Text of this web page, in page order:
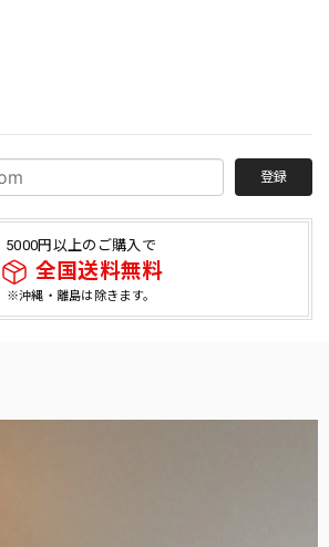
登録
5000円以上のご購入で
全国送料無料
※沖縄・離島は除きます。